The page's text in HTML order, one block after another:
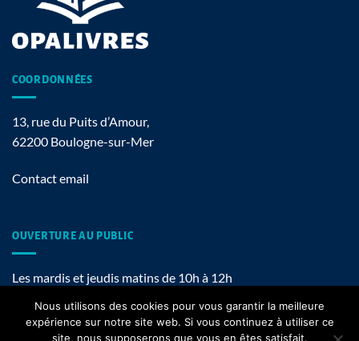
COORDONNÉES
13, rue du Puits d’Amour,
62200 Boulogne-sur-Mer
Contact email
OUVERTURE AU PUBLIC
Les mardis et jeudis matins de 10h à 12h
Nous utilisons des cookies pour vous garantir la meilleure
expérience sur notre site web. Si vous continuez à utiliser ce
site, nous supposerons que vous en êtes satisfait.